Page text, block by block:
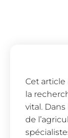
Cet
la
vital.
de